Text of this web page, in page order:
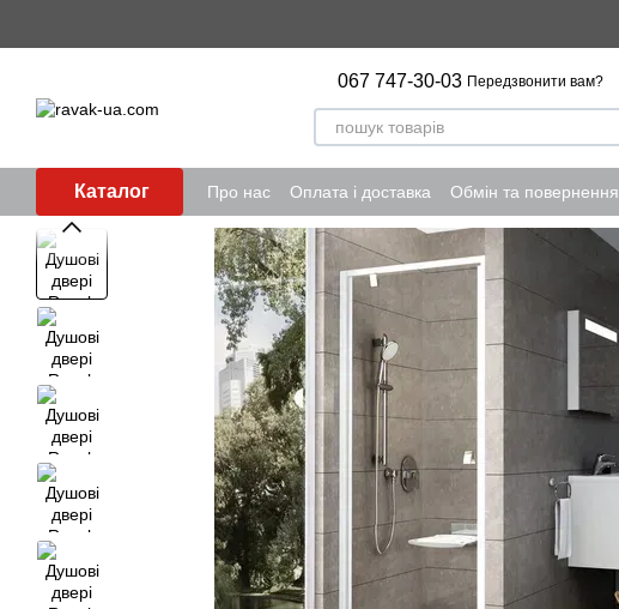
067 747-30-03 Передзвонити вам?
Каталог Про нас Оплата і доставка Обмін та повернення